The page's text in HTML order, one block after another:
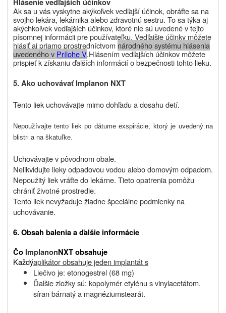
Hlásenie vedľajších účinkov
Ak sa u vás vyskytne akýkoľvek vedľajší účinok, obráťte sa na
svojho lekára, lekárnika alebo zdravotnú sestru. To sa týka aj
akýchkoľvek vedľajších účinkov, ktoré nie sú uvedené v tejto
písomnej informácii pre používateľku. Vedľajšie účinky môžete
hlásiť aj priamo prostredníctvom národného systému hlásenia
uvedeného v Prílohe V.Hlásením vedľajších účinkov môžete
prispieť k získaniu ďalších informácií o bezpečnosti tohto lieku.
5.Ako uchovávať Implanon NXT
Tento liek uchovávajte mimo dohľadu a dosahu detí.
Nepoužívajte tento liek po dátume exspirácie, ktorý je uvedený na
blistri a na škatuľke.
Uchovávajte v pôvodnom obale.
Nelikvidujte liekyodpadovou vodou alebo domovým odpadom.
Nepoužitý liek vráťte do lekárne. Tieto opatrenia pomôžu
chrániť životné prostredie.
Tento liek nevyžaduje žiadne špeciálne podmienky na
uchovávanie.
6. Obsah balenia a ďalšie informácie
Čo ImplanonNXT obsahuje
Každýaplikátor obsahuje jeden implantát s
Liečivo je: etonogestrel (68 mg)
Ďalšie zložky sú: kopolymér etylénu s vinylacetátom,
síran bárnatý a magnéziumstearát.